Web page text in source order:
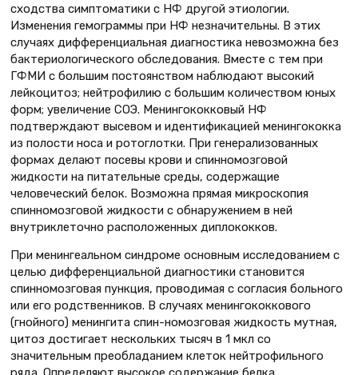
сходства симптоматики с НФ другой этиологии.
Изменения гемограммы при НФ незначительны. В этих
случаях дифференциальная диагностика невозможна без
бактериологического обследования. Вместе с тем при
ГФМИ с большим постоянством наблюдают высокий
лейкоцитоз; нейтрофилию с большим количеством юных
форм; увеличение СОЭ. Менингококковый НФ
подтверждают высевом и идентификацией менингококка
из полости носа и ротоглотки. При генерализованных
формах делают посевы крови и спинномозговой
жидкости на питательные среды, содержащие
человеческий белок. Возможна прямая микроскопия
спинномозговой жидкости с обнаружением в ней
внутриклеточно расположенных диплококков.
При менингеальном синдроме основным исследованием с
целью дифференциальной диагностики становится
спинномозговая пункция, проводимая с согласия больного
или его родственников. В случаях менингококкового
(гнойного) менингита спин-номозговая жидкость мутная,
цитоз достигает нескольких тысяч в 1 мкл со
значительным преобладанием клеток нейтрофильного